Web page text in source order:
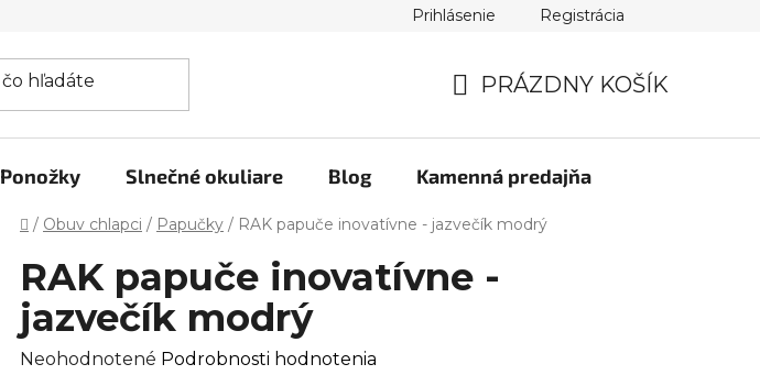
Prihlásenie Registrácia
KOŠÍK
PRÁZDNY KOŠÍK
Ponožky Slnečné okuliare Blog Kamenná predajňa
Domov
/ Obuv chlapci / Papučky / RAK papuče inovatívne - jazvečík modrý
RAK papuče inovatívne -
jazvečík modrý
Priemerné
Neohodnotené Podrobnosti hodnotenia